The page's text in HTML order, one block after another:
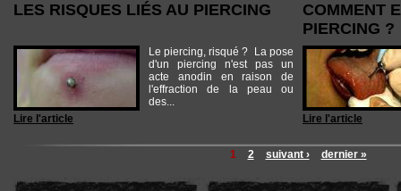
LES RISQUES LIÉS AU PIERCING
Le piercing, risqué ? La pose
d'un piercing n'est pas un
acte anodin en raison de
l'effraction de la peau ou
des...
Lire l'article
COMMENT
PIERCING ?
Lire l'article
1 2 suivant › dernier »